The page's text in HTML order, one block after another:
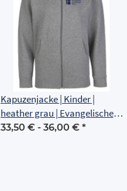
Kapuzenjacke | Kinder |
heather grau | Evangelische
Grundschule Erfurt
33,50 € - 36,00 € *